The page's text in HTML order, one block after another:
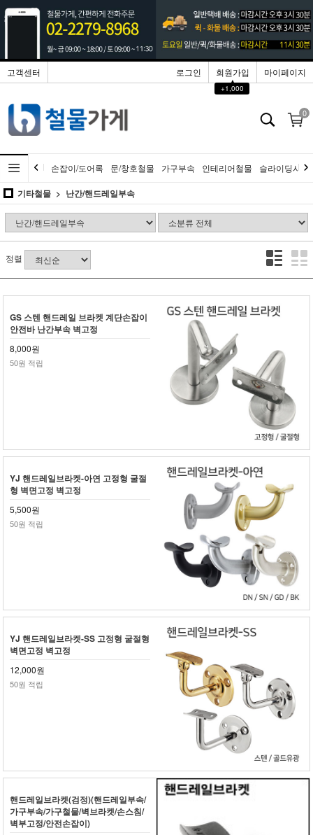
고객센터 로그인
회원가입
▲
+1,000
마이페이지
0
손잡이/도어록 문/창호철물 가구부속 인테리어철물 슬라이딩시스
기타철물 난간/핸드레일부속
정렬
GS 스텐 핸드레일 브라켓 계단손잡이
안전바 난간부속 벽고정
8,000원
50원 적립
YJ 핸드레일브라켓-아연 고정형 굴절
형 벽면고정 벽고정
5,500원
50원 적립
YJ 핸드레일브라켓-SS 고정형 굴절형
벽면고정 벽고정
12,000원
50원 적립
핸드레일브라켓(검정)(핸드레일부속/
가구부속/가구철물/벽브라켓/손스침/
벽부고정/안전손잡이)